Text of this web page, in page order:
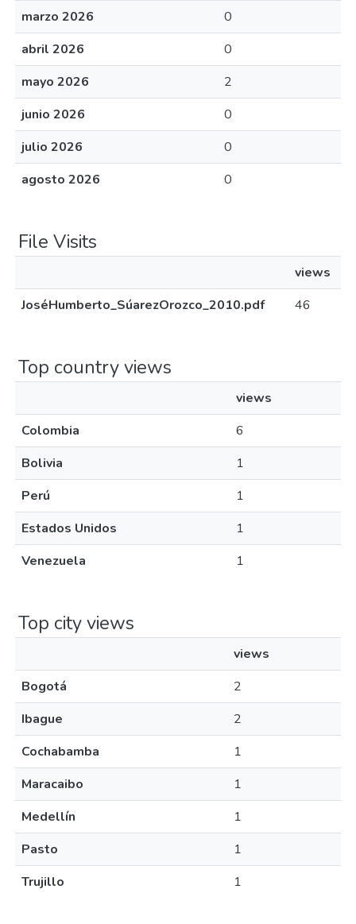
marzo 2026
0
abril 2026
0
mayo 2026
2
junio 2026
0
julio 2026
0
agosto 2026
0
File Visits
views
JoséHumberto_SúarezOrozco_2010.pdf
46
Top country views
views
Colombia
6
Bolivia
1
Perú
1
Estados Unidos
1
Venezuela
1
Top city views
views
Bogotá
2
Ibague
2
Cochabamba
1
Maracaibo
1
Medellín
1
Pasto
1
Trujillo
1